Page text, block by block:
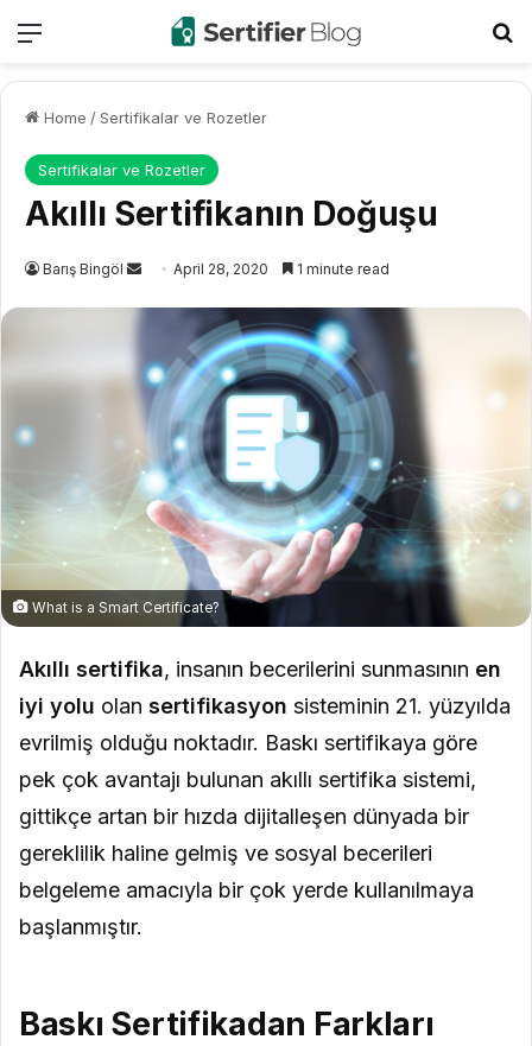
Menu
Home /Sertifikalar ve Rozetler
Sertifikalar ve Rozetler
Akıllı Sertifikanın Doğuşu
Barış Bingöl
SendApril 28, 2020 1 minute read
What is a Smart Certificate?
Akıllı sertifika, insanın becerilerini sunmasının en
iyi yolu olan sertifikasyon sisteminin 21. yüzyılda
evrilmiş olduğu noktadır. Baskı sertifikaya göre
pek çok avantajı bulunan akıllı sertifika sistemi,
gittikçe artan bir hızda dijitalleşen dünyada bir
gereklilik haline gelmiş ve sosyal becerileri
belgeleme amacıyla bir çok yerde kullanılmaya
başlanmıştır.
Baskı Sertifikadan Farkları